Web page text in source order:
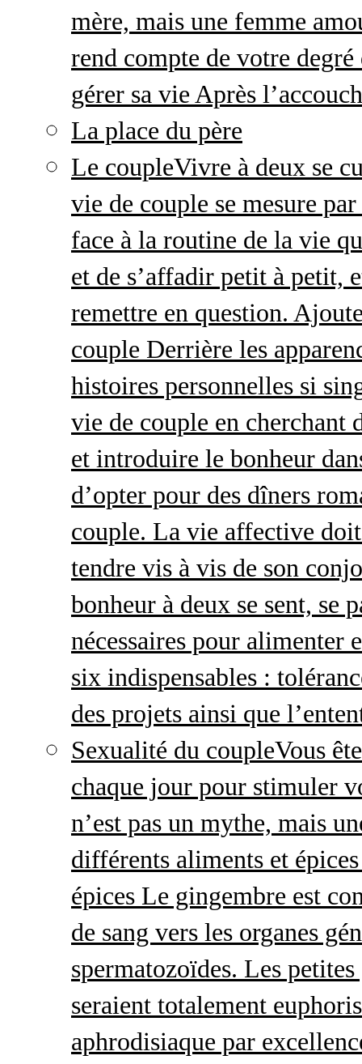
mère, mais une femme
rend compte de votre
gérer sa vie Après
La place du père
Le coupleVivre à deux se
vie de couple se mesure
face à la routine de la vie
et de s’affadir petit à petit,
remettre en question.
couple Derrière les
histoires personnelles si
vie de couple en cherchant
et introduire le bonheur
d’opter pour des dîners
couple. La vie affective
tendre vis à vis de son
bonheur à deux se sent, se
nécessaires pour alimenter
six indispensables :
des projets ainsi que
Sexualité du coupleVous
chaque jour pour stimuler
n’est pas un mythe, mais
différents aliments et
épices Le gingembre est
de sang vers les organes
spermatozoïdes. Les
seraient totalement
aphrodisiaque par